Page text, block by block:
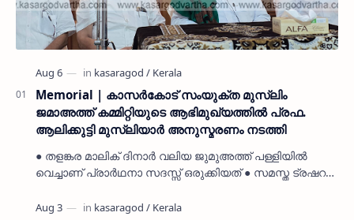
Memorial | കാസർകോട് സംയുക്ത മുസ്ലിം
ജമാഅത്ത് കമ്മിറ്റിയുടെ ആഭിമുഖ്യത്തിൽ പ്രഫ.
ആലിക്കുട്ടി മുസ്ലിയാർ അനുസ്മരണം നടത്തി
● തളങ്കര മാലിക് ദിനാർ വലിയ ജുമുഅത്ത് പള്ളിയിൽ
വെച്ചാണ് പ്രാർഥനാ സദസ്സ് ഒരുക്കിയത് ● സമസ്ത ട്രഷറർ
നൽകി കാസ…